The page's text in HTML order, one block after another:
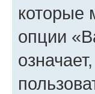
которые
опции